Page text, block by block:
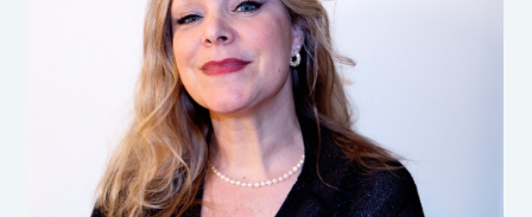
Aktiviteter
Sustainable Plejs
Möten & kongresser
Hansestaden världsarv
→ Gutamål och gotländska
Allt om bostad
→ Hyra bostad
→ Köpa bostad